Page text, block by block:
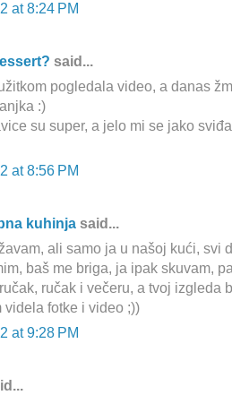
at 8:24 PM
said...
pogledala video, a danas
:)
su super, a jelo mi se jako
at 8:56 PM
kuhinja said...
ali samo ja u našoj kući, svi
baš me briga, ja ipak skuvam,
ručak i večeru, a tvoj izgleda
videla fotke i video ;))
at 9:28 PM